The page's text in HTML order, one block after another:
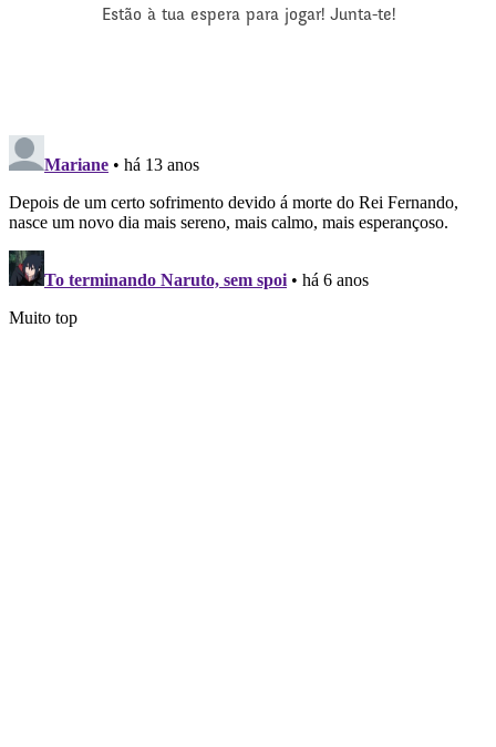
Estão à tua espera para jogar! Junta-te!